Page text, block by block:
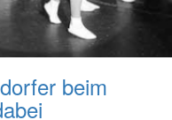
beim